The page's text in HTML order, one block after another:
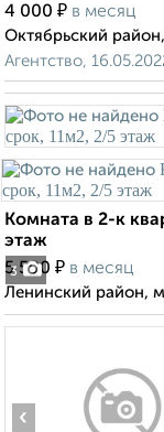
4 000 ₽ в месяц
Октябрьский
Агентство,
3
Комната в 2-к
этаж
5 500 ₽ в месяц
Ленинский район,
‹